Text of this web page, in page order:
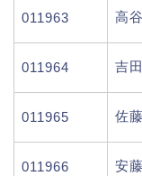
011963 高
011964 吉
011965 佐
011966 安